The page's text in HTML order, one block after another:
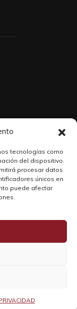
tecnologías como
del dispositivo.
procesar datos
únicos en
puede afectar